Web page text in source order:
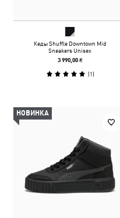
Кеды Shuffle Downtown Mid
Sneakers Unisex
3 990,00 ₴
(1)
НОВИНКА